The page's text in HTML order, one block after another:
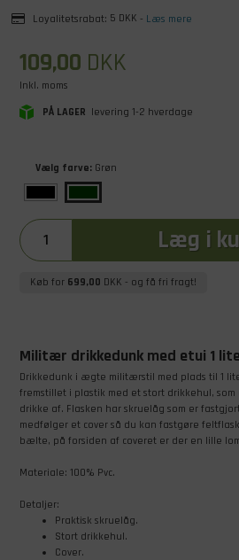
Loyalitetsrabat: 5 DKK - Læs mere
109,00 DKK
Inkl. moms
PÅ LAGER levering 1-2 hverdage
Vælg farve: Grøn
Læg i
Køb for 699,00 DKK - og få fri fragt!
Militær drikkedunk med etui 1
Drikkedunk i ægte militærstil med plads til 1
fremstillet i plastik med et stort drikkehul,
drikke af. Flasken har skruelåg som er
medfølger et cover så du kan fastgøre
bælte, på forsiden af coveret er der en lille
Materiale: 100% Pvc.
Detaljer:
Praktisk skruelåg.
Stort drikkehul.
Cover.